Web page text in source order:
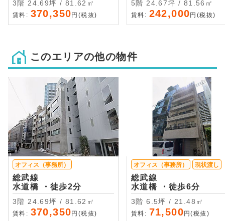
3階 24.69坪 / 81.62㎡
賃料: 370,350 円(税抜)
5階 24.67坪 / 81.56㎡
賃料: 242,000 円(税抜)
このエリアの他の物件
オフィス（事務所）
総武線
水道橋 ・徒歩2分
3階 24.69坪 / 81.62㎡
賃料: 370,350 円(税抜)
オフィス（事務所） 現状渡し
総武線
水道橋 ・徒歩6分
3階 6.5坪 / 21.48㎡
賃料: 71,500 円(税抜)